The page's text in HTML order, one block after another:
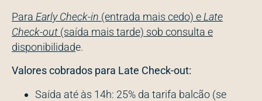
Para Early Check-in (entrada mais cedo) e Late
Check-out (saída mais tarde) sob consulta e
disponibilidade.
Valores cobrados para Late Check-out:
Saída até às 14h: 25% da tarifa balcão (se